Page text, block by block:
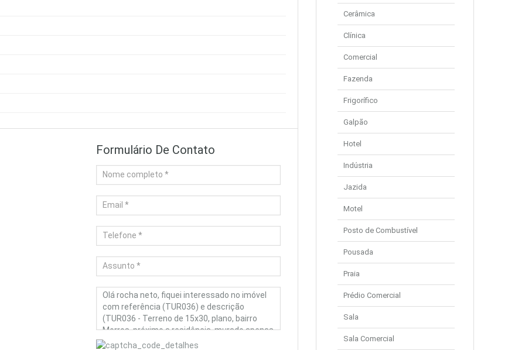
Formulário De Contato
Cerâmica
Clínica
Comercial
Fazenda
Frigorífico
Galpão
Hotel
Indústria
Jazida
Motel
Posto de Combustível
Pousada
Praia
Prédio Comercial
Sala
Sala Comercial